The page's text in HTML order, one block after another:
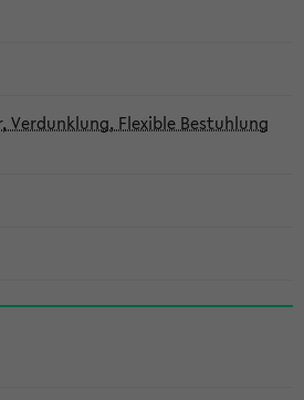
Verdunklung, Flexible Bestuhlung